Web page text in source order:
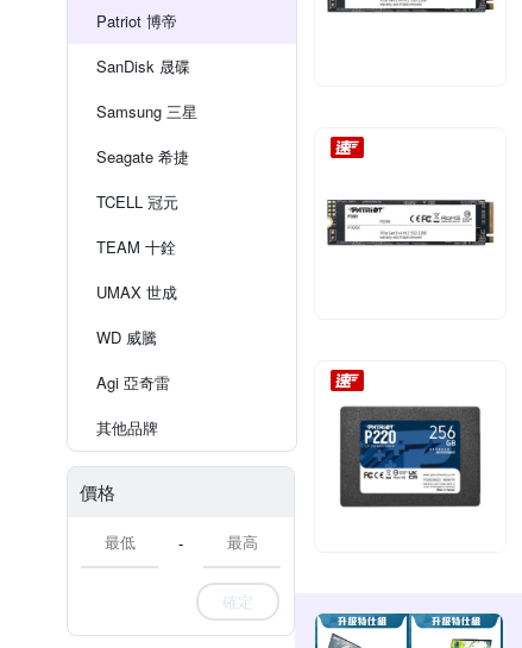
Patriot 博帝
SanDisk 晟碟
Samsung 三星
Seagate 希捷
TCELL 冠元
TEAM 十銓
UMAX 世成
WD 威騰
Agi 亞奇雷
其他品牌
價格
-
確定